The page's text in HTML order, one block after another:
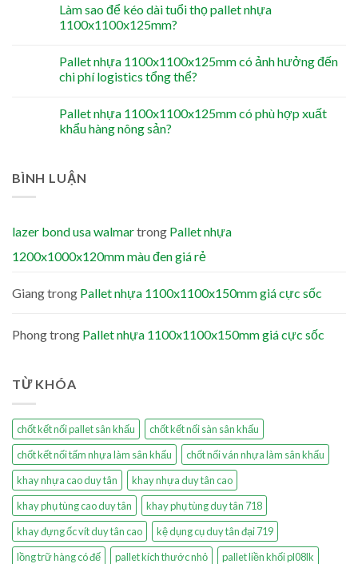
Làm sao để kéo dài tuổi thọ pallet nhựa
1100x1100x125mm?
Pallet nhựa 1100x1100x125mm có ảnh hưởng đến
chi phí logistics tổng thể?
Pallet nhựa 1100x1100x125mm có phù hợp xuất
khẩu hàng nông sản?
BÌNH LUẬN
lazer bond usa walmartrong Pallet nhựa
1200x1000x120mm màu đen giá rẻ
Giangtrong Pallet nhựa 1100x1100x150mm giá cực sốc
Phongtrong Pallet nhựa 1100x1100x150mm giá cực sốc
TỪ KHÓA
chốt kết nối pallet sân khấu
chốt kết nối sàn sân khấu
chốt kết nối tấm nhựa làm sân khấu
chốt nối ván nhựa làm sân khấu
khay nhựa cao duy tân
khay nhựa duy tân cao
khay phụ tùng cao duy tân
khay phụ tùng duy tân 718
khay đựng ốc vít duy tân cao
kệ dụng cụ duy tân đại 719
lồng trữ hàng có đế
pallet kích thước nhỏ
pallet liền khối pl08lk